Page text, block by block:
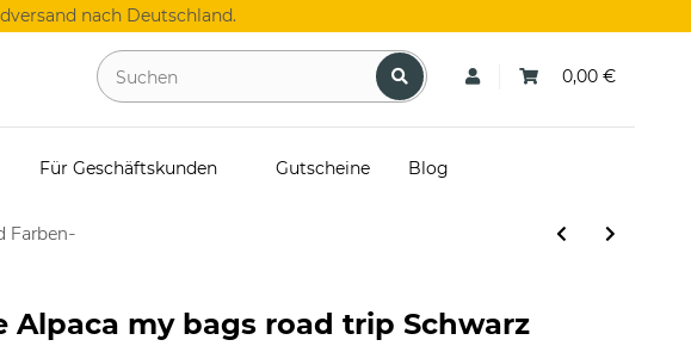
nach Deutschland.
0,00 €
Für Geschäftskunden Gutscheine Blog
Farben-
Alpaca my bags road trip Schwarz